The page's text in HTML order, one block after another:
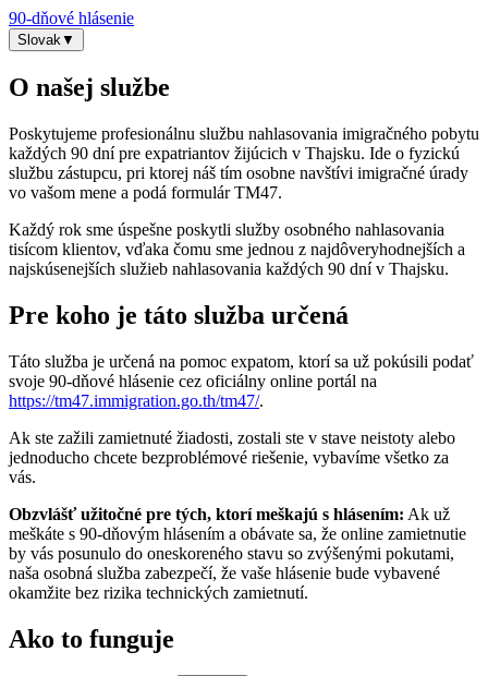
90-dňové hlásenie
Slovak▼
O našej službe
Poskytujeme profesionálnu službu nahlasovania imigračného pobytu
každých 90 dní pre expatriantov žijúcich v Thajsku. Ide o fyzickú
službu zástupcu, pri ktorej náš tím osobne navštívi imigračné úrady
vo vašom mene a podá formulár TM47.
Každý rok sme úspešne poskytli služby osobného nahlasovania
tisícom klientov, vďaka čomu sme jednou z najdôveryhodnejších a
najskúsenejších služieb nahlasovania každých 90 dní v Thajsku.
Pre koho je táto služba určená
Táto služba je určená na pomoc expatom, ktorí sa už pokúsili podať
svoje 90-dňové hlásenie cez oficiálny online portál na
https://tm47.immigration.go.th/tm47/.
Ak ste zažili zamietnuté žiadosti, zostali ste v stave neistoty alebo
jednoducho chcete bezproblémové riešenie, vybavíme všetko za
vás.
Obzvlášť užitočné pre tých, ktorí meškajú s hlásením: Ak už
meškáte s 90‑dňovým hlásením a obávate sa, že online zamietnutie
by vás posunulo do oneskoreného stavu so zvýšenými pokutami,
naša osobná služba zabezpečí, že vaše hlásenie bude vybavené
okamžite bez rizika technických zamietnutí.
Ako to funguje